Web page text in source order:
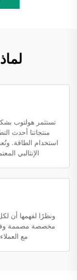
تستثمر هولتوب
منتجاتنا أحدث
استخدام الطاقة.
الإنثالبي
ونظرًا لفهمها أن
مخصصة مصممة
مع